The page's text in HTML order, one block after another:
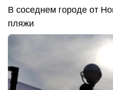
В соседнем городе от
пляжи